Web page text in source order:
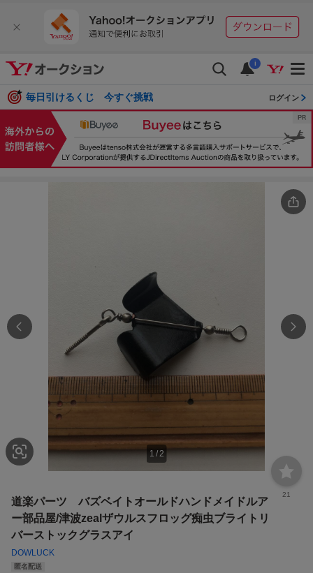
i
毎日引けるくじ 今すぐ挑戦 ログイン
1/2
21
道楽パーツ バズベイトオールドハンドメイドルア
ー部品屋/津波zealザウルスフロッグ痴虫ブライトリ
バーストックグラスアイ
DOWLUCK
匿名配送